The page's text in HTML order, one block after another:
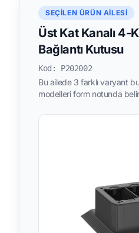
SEÇILEN ÜRÜN AILESI
Üst Kat Kanalı 4-
Bağlantı Kutusu
Kod: P202002
Bu ailede 3 farklı varyant
modelleri form notunda